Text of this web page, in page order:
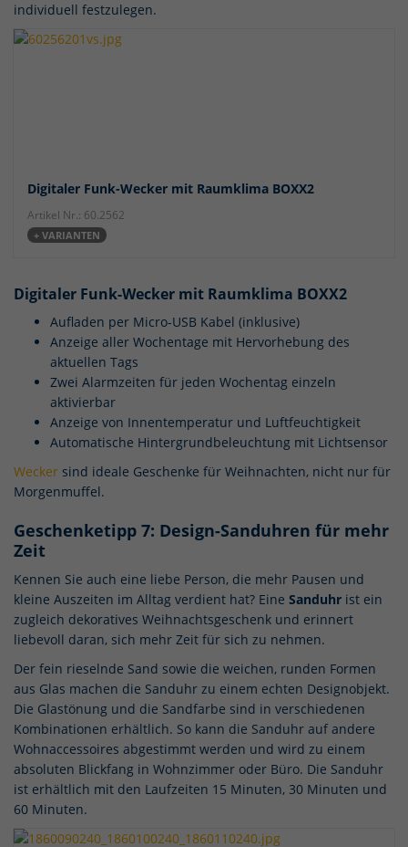
individuell festzulegen.
Digitaler Funk-Wecker mit Raumklima BOXX2
Artikel Nr.: 60.2562
+ VARIANTEN
Digitaler Funk-Wecker mit Raumklima BOXX2
Aufladen per Micro-USB Kabel (inklusive)
Anzeige aller Wochentage mit Hervorhebung des
aktuellen Tags
Zwei Alarmzeiten für jeden Wochentag einzeln
aktivierbar
Anzeige von Innentemperatur und Luftfeuchtigkeit
Automatische Hintergrundbeleuchtung mit Lichtsensor
Wecker sind ideale Geschenke für Weihnachten, nicht nur für
Morgenmuffel.
Geschenketipp 7: Design-Sanduhren für mehr
Zeit
Kennen Sie auch eine liebe Person, die mehr Pausen und
kleine Auszeiten im Alltag verdient hat? Eine Sanduhr ist ein
zugleich dekoratives Weihnachtsgeschenk und erinnert
liebevoll daran, sich mehr Zeit für sich zu nehmen.
Der fein rieselnde Sand sowie die weichen, runden Formen
aus Glas machen die Sanduhr zu einem echten Designobjekt.
Die Glastönung und die Sandfarbe sind in verschiedenen
Kombinationen erhältlich. So kann die Sanduhr auf andere
Wohnaccessoires abgestimmt werden und wird zu einem
absoluten Blickfang in Wohnzimmer oder Büro. Die Sanduhr
ist erhältlich mit den Laufzeiten 15 Minuten, 30 Minuten und
60 Minuten.